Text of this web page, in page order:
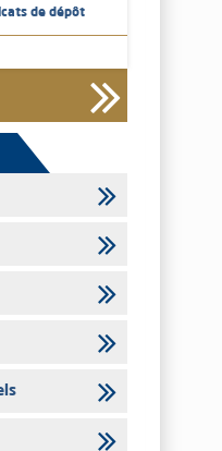
de dépôt
de dépôt
réalisées
réalisées
de dépôt
réalisées